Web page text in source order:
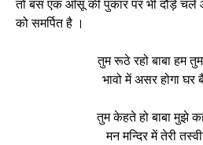
तो बस एक आँसू की पुकार पर भी दौड़े
को समर्पित है ।
तुम रूठे रहो बाबा हम
भावो में असर होगा घर
तुम केहते हो बाबा मुझे
मन मन्दिर में तेरी